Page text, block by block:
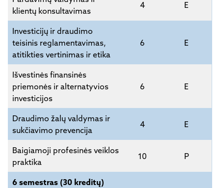
klientų konsultavimas
4 E
Investicijų ir draudimo
teisinis reglamentavimas,
atitikties vertinimas ir etika
6 E
Išvestinės finansinės
priemonės ir alternatyvios
investicijos
6 E
Draudimo žalų valdymas ir
sukčiavimo prevencija
4 E
Baigiamoji profesinės veiklos
praktika
10 P
6 semestras (30 kreditų)